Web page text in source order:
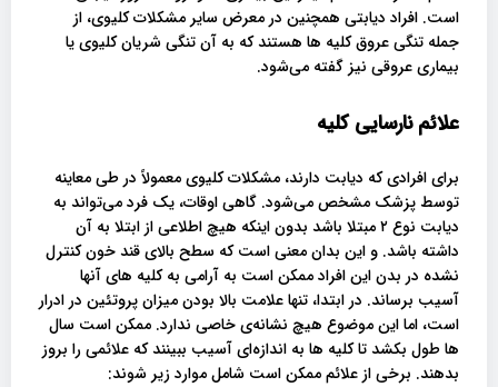
است. افراد دیابتی همچنین در معرض سایر مشکلات کلیوی، از
جمله تنگی عروق کلیه ها هستند که به آن تنگی شریان کلیوی یا
بیماری عروقی نیز گفته می‌شود.
علائم نارسایی کلیه
برای افرادی که دیابت دارند، مشکلات کلیوی معمولاً در طی معاینه
توسط پزشک مشخص می‌شود. گاهی اوقات، یک فرد می‌تواند به
دیابت نوع ۲ مبتلا باشد بدون اینکه هیچ اطلاعی از ابتلا به آن
داشته باشد. و این بدان معنی است که سطح بالای قند خون کنترل
نشده در بدن این افراد ممکن است به آرامی به کلیه های آنها
آسیب برساند. در ابتدا، تنها علامت بالا بودن میزان پروتئین در ادرار
است، اما این موضوع هیچ نشانه‌ی خاصی ندارد. ممکن است سال
ها طول بکشد تا کلیه ها به اندازه‌ای آسیب ببینند که علائمی را بروز
بدهند. برخی از علائم ممکن است شامل موارد زیر شوند: